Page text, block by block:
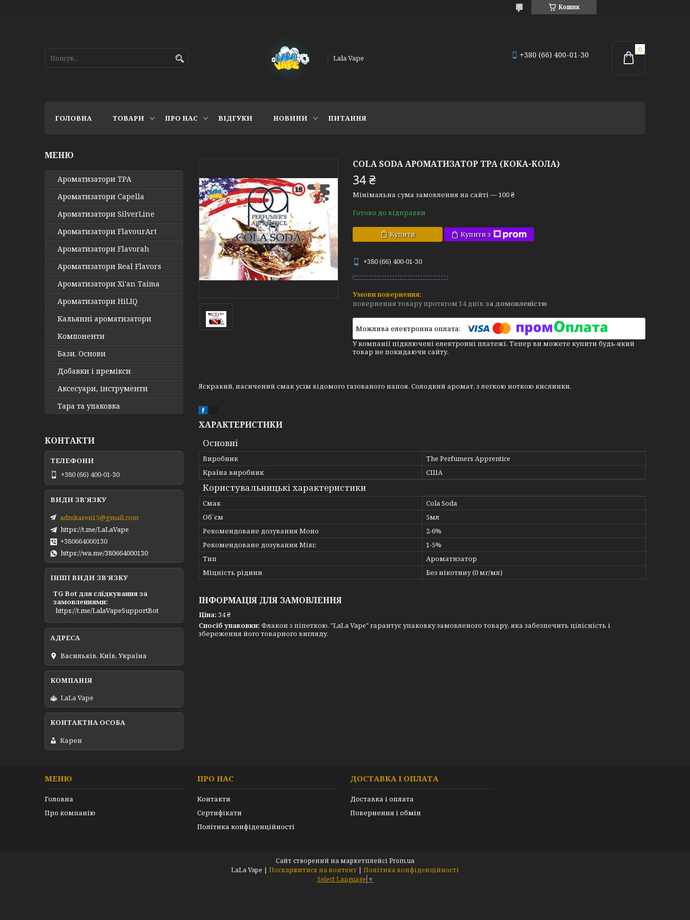
Кошик
Lala Vape +380 (66) 400-01-30
ГОЛОВНА ТОВАРИ ПРО НАС ВІДГУКИ НОВИНИ ПИТАННЯ
COLA SODA АРОМАТИЗАТОР TPA (КОКА-КОЛА)
34 ₴
Мінімальна сума замовлення на сайті — 100 ₴
Готово до відправки
Купити Купити з
+380 (66) 400-01-30
повернення товару протягом 14 днів за домовленістю
У компанії підключені електронні платежі. Тепер ви можете купити будь-який
товар не покидаючи сайту.
Яскравий, насичений смак усім відомого газованого напоя. Солодкий аромат, з легкою ноткою кислинки.
ХАРАКТЕРИСТИКИ
Основні
Виробник
The Perfumers Apprentice
Країна виробник
США
Користувальницькі характеристики
Смак
Cola Soda
Об`єм
5мл
Рекомендоване дозування Моно
2-6%
Рекомендоване дозування Мікс
1-5%
Тип
Ароматизатор
Міцність рідини
Без нікотину (0 мг/мл)
ІНФОРМАЦІЯ ДЛЯ ЗАМОВЛЕННЯ
Ціна: 34 ₴
Спосіб упаковки: Флакон з піпеткою. "LaLa Vape" гарантує упаковку замовленого товару, яка забезпечить цілісність і
збереження його товарного вигляду.
Ароматизатори TPA
Ароматизатори Capella
Ароматизатори SilverLine
Ароматизатори FlavourArt
Ароматизатори Flavorah
Ароматизатори Real Flavors
Ароматизатори Xi'an Taima
Ароматизатори HiLIQ
Кальянні ароматизатори
Компоненти
Бази. Основи
Добавки і премікси
Аксесуари, інструменти
Тара та упаковка
КОНТАКТИ
+380 (66) 400-01-30
admkaren15@gmail.com
https://t.me/LaLaVape
+380664000130
https://wa.me/380664000130
ІНШІ ВИДИ ЗВ'ЯЗКУ
TG Bot для слідкування за
замовленнями
https://t.me/LalaVapeSupportBot
Васильків, Київ, Україна
LaLa Vape
Карен
МЕНЮ
Головна
Про компанію
ПРО НАС
Контакти
Сертифікати
Політика конфіденційності
ДОСТАВКА І ОПЛАТА
Доставка і оплата
Повернення і обмін
Сайт створений на маркетплейсі Prom.ua
LaLa Vape | Поскаржитися на контент | Політика конфіденційності
Select Language ▼